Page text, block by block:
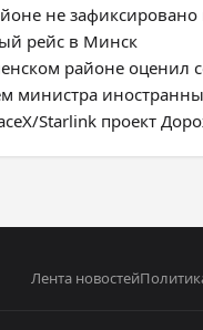
не
рейс в Минск
районе оценил
министра
Starlink проект
Лента новостей